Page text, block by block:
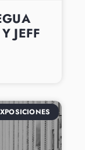
JEFF